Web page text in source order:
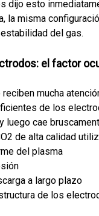
dijo esto
la misma
del gas.
el factor
mucha
de los
luego cae
de alta calidad
del plasma
a largo plazo
de los